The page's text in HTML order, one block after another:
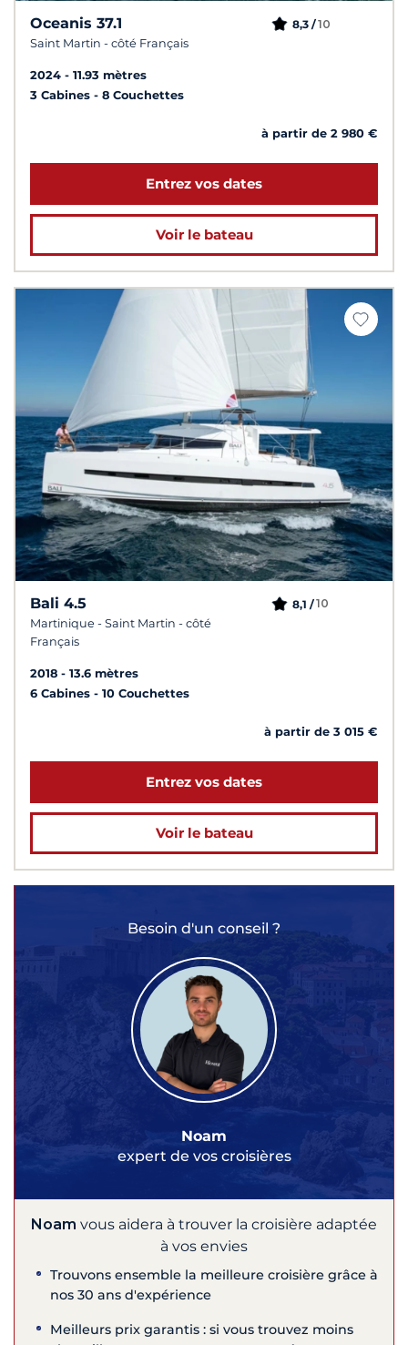
Oceanis 37.1
Saint Martin - côté Français
8,3 /10
2024
11.93 mètres
3 Cabines
8 Couchettes
à partir de 2 980 €
Entrez vos dates
Voir le bateau
Bali 4.5
Martinique - Saint Martin - côté
Français
8,1 /10
2018
13.6 mètres
6 Cabines
10 Couchettes
à partir de 3 015 €
Entrez vos dates
Voir le bateau
Besoin d'un conseil ?
Noam
expert de vos croisières
Noam vous aidera à trouver la croisière adaptée
à vos envies
Trouvons ensemble la meilleure croisière grâce à
nos 30 ans d'expérience
Meilleurs prix garantis : si vous trouvez moins